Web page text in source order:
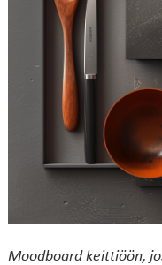
Moodboard keittiöön,